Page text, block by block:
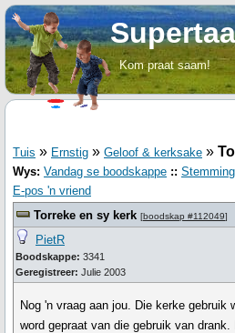
Kom praat saam!
Tuis » Ernstig » Geloof & kerksake »
Wys: Vandag se boodskappe ::
E-pos 'n vriend
Torreke en sy kerk [boodskap #112049]
PietR
Boodskappe: 3341
Geregistreer: Julie 2003
Nog 'n vraag aan jou. Die kerke gebruik
word gepraat van die gebruik van